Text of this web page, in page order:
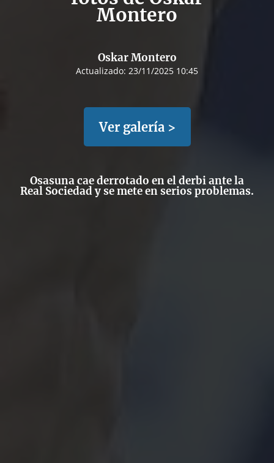
Montero
Oskar Montero
Actualizado: 23/11/2025 10:45
Ver galería >
Osasuna cae derrotado en el derbi ante la
Real Sociedad y se mete en serios problemas.